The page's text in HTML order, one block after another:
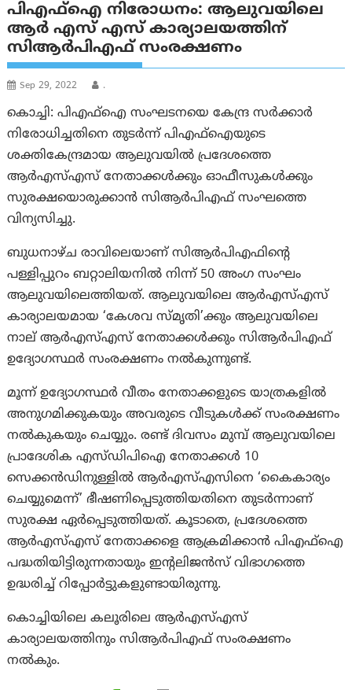
പി‌എഫ്‌ഐ നിരോധനം: ആലുവയിലെ
ആര്‍ എസ് എസ് കാര്യാലയത്തിന്
സി‌ആര്‍‌പി‌എഫ് സം‌രക്ഷണം
Sep 29, 2022 .
കൊച്ചി: പിഎഫ്ഐ സംഘടനയെ കേന്ദ്ര സർക്കാർ
നിരോധിച്ചതിനെ തുടർന്ന് പി‌എഫ്‌ഐയുടെ
ശക്തികേന്ദ്രമായ ആലുവയിൽ പ്രദേശത്തെ
ആർഎസ്എസ് നേതാക്കൾക്കും ഓഫീസുകൾക്കും
സുരക്ഷയൊരുക്കാൻ സിആർപിഎഫ് സംഘത്തെ
വിന്യസിച്ചു.
ബുധനാഴ്ച രാവിലെയാണ് സിആർപിഎഫിന്റെ
പള്ളിപ്പുറം ബറ്റാലിയനിൽ നിന്ന് 50 അംഗ സംഘം
ആലുവയിലെത്തിയത്. ആലുവയിലെ ആർഎസ്എസ്
കാര്യാലയമായ ‘കേശവ സ്മൃതി’ക്കും ആലുവയിലെ
നാല് ആർഎസ്എസ് നേതാക്കൾക്കും സിആർപിഎഫ്
ഉദ്യോഗസ്ഥർ സംരക്ഷണം നൽകുന്നുണ്ട്.
മൂന്ന് ഉദ്യോഗസ്ഥർ വീതം നേതാക്കളുടെ യാത്രകളിൽ
അനുഗമിക്കുകയും അവരുടെ വീടുകൾക്ക് സംരക്ഷണം
നൽകുകയും ചെയ്യും. രണ്ട് ദിവസം മുമ്പ് ആലുവയിലെ
പ്രാദേശിക എസ്ഡിപിഐ നേതാക്കൾ 10
സെക്കൻഡിനുള്ളിൽ ആർഎസ്‌എസിനെ ‘കൈകാര്യം
ചെയ്യുമെന്ന്’ ഭീഷണിപ്പെടുത്തിയതിനെ തുടർന്നാണ്
സുരക്ഷ ഏർപ്പെടുത്തിയത്. കൂടാതെ, പ്രദേശത്തെ
ആർഎസ്എസ് നേതാക്കളെ ആക്രമിക്കാൻ പിഎഫ്ഐ
പദ്ധതിയിട്ടിരുന്നതായും ഇന്റലിജൻസ് വിഭാഗത്തെ
ഉദ്ധരിച്ച് റിപ്പോർട്ടുകളുണ്ടായിരുന്നു.
കൊച്ചിയിലെ കലൂരിലെ ആർഎസ്എസ്
കാര്യാലയത്തിനും സിആർപിഎഫ് സംരക്ഷണം
നൽകും.